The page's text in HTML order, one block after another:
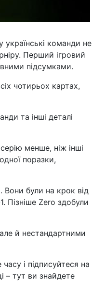
українські команди не
Перший ігровий
підсумками.
чотирьох картах,
та інші деталі
менше, ніж інші
поразки,
Вони були на крок від
Пізніше Zero здобули
й нестандартними
і підписуйтеся на
– тут ви знайдете